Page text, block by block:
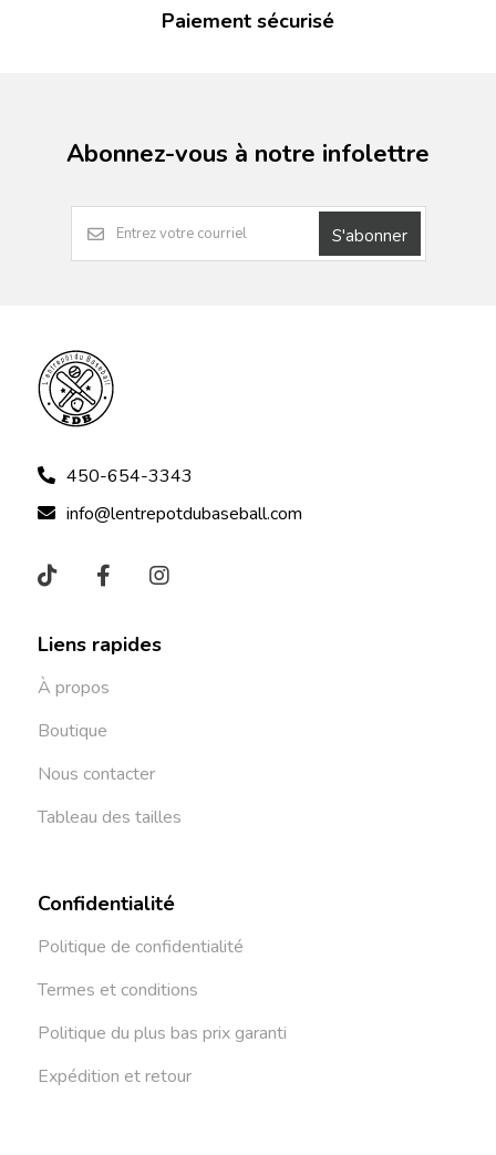
Paiement sécurisé
Abonnez-vous à notre infolettre
S'abonner
450-654-3343
info@lentrepotdubaseball.com
Liens rapides
À propos
Boutique
Nous contacter
Tableau des tailles
Confidentialité
Politique de confidentialité
Termes et conditions
Politique du plus bas prix garanti
Expédition et retour